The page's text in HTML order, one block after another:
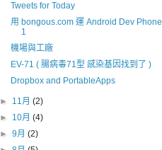
Tweets for Today
用 bongous.com 運 Android Dev Phone
1
機場與工廠
EV-71 ( 腸病毒71型 感染基因找到了 )
Dropbox and PortableApps
► 11月(2)
► 10月(4)
►9月(2)